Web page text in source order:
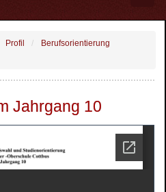
Profil
Berufsorientierung
Jahrgang 10